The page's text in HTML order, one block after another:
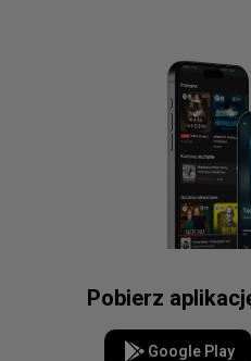
Pobierz
Google Play